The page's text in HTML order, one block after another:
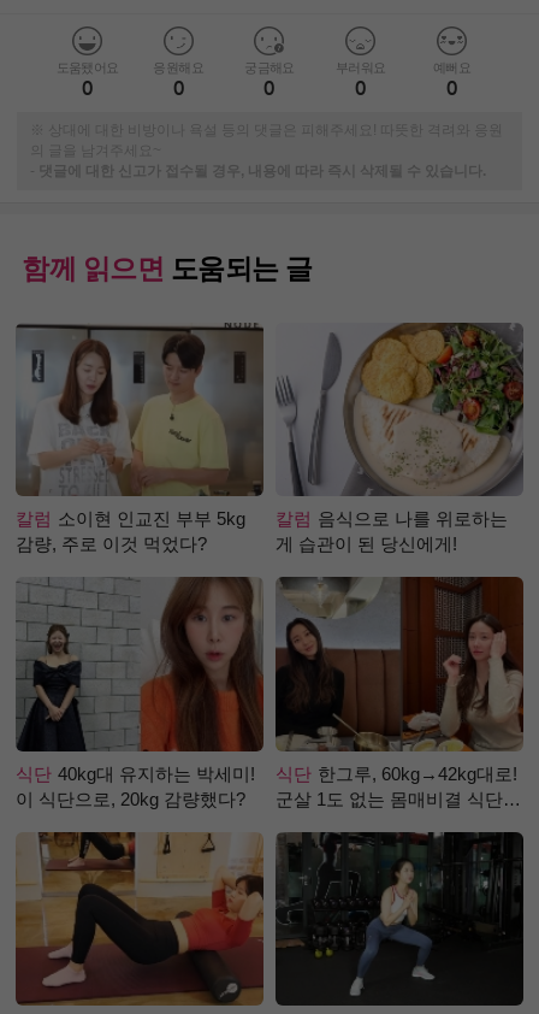
도움됐어요
0
응원해요
0
궁금해요
0
부러워요
0
예뻐요
0
※ 상대에 대한 비방이나 욕설 등의 댓글은 피해주세요! 따뜻한 격려와 응원
-
댓글에 대한 신고가 접수될 경우, 내용에 따라 즉시 삭제될 수 있습니다.
함께 읽으면 도움되는 글
칼럼 소이현 인교진 부부 5kg
감량, 주로 이것 먹었다?
칼럼 음식으로 나를 위로하는
게 습관이 된 당신에게!
식단 40kg대 유지하는 박세미!
이 식단으로, 20kg 감량했다?
식단 한그루, 60kg→42kg대로!
군살 1도 없는 몸매비결 식단